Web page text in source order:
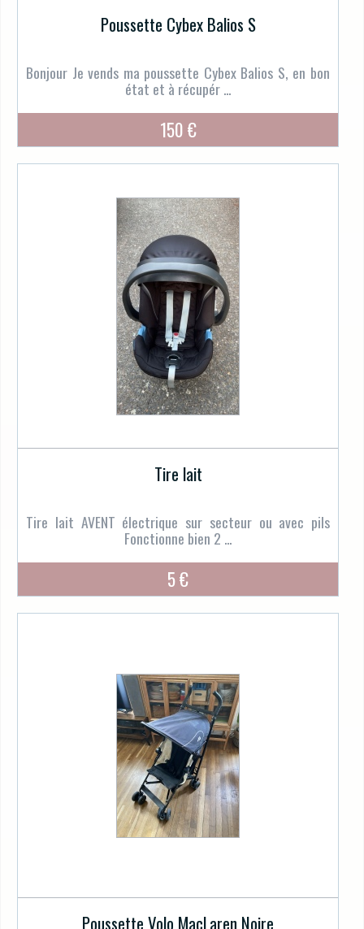
Poussette Cybex Balios S
Bonjour Je vends ma poussette Cybex Balios S, en bon
état et à récupér ...
150 €
Tire lait
Tire lait AVENT électrique sur secteur ou avec pils
Fonctionne bien 2 ...
5 €
Poussette Volo MacLaren Noire